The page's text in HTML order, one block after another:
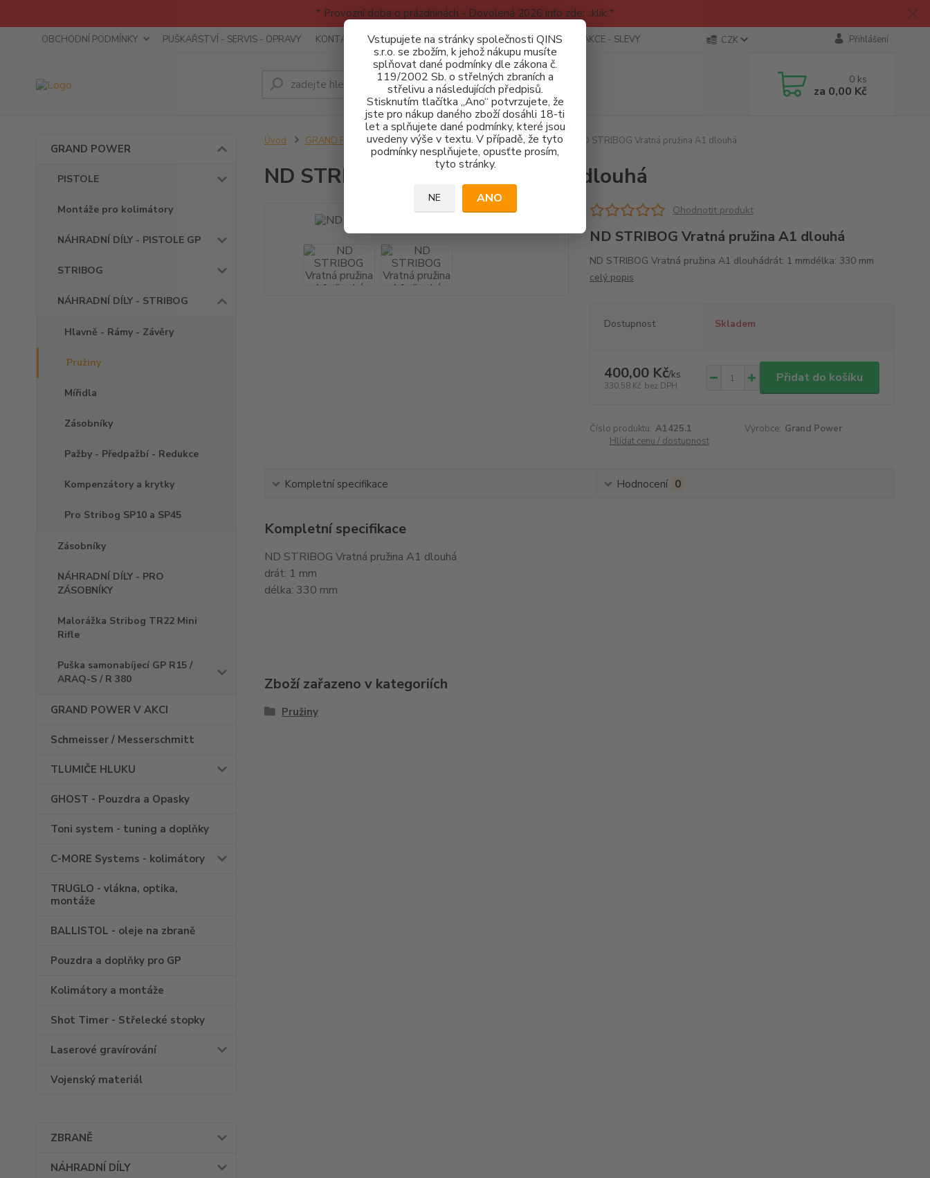
* Provozní doba o prázdninách - Dovolená 2026 info zde: .:klik:.*
Vstupujete na stránky společnosti QINS
s.r.o. se zbožím, k jehož nákupu musíte
splňovat dané podmínky dle zákona č.
119/2002 Sb. o střelných zbraních a
střelivu a následujících předpisů.
Stisknutím tlačítka „Ano“ potvrzujete, že
jste pro nákup daného zboží dosáhli 18-ti
let a splňujete dané podmínky, které jsou
uvedeny výše v textu. V případě, že tyto
podmínky nesplňujete, opusťte prosím,
tyto stránky.
NE ANO
OBCHODNÍ PODMÍNKY PUŠKAŘSTVÍ - SERVIS - OPRAVY KONTAKTY RECENZE - INFO SPORTOVNÍ AKCE AKCE - SLEVY CZK Přihlášení
Hledat 0 ks
za 0,00 Kč
GRAND POWER
PISTOLE
Montáže pro kolimátory
NÁHRADNÍ DÍLY - PISTOLE GP
STRIBOG
NÁHRADNÍ DÍLY - STRIBOG
Hlavně - Rámy - Závěry
Pružiny
Mířidla
Zásobníky
Pažby - Předpažbí - Redukce
Kompenzátory a krytky
Pro Stribog SP10 a SP45
Zásobníky
NÁHRADNÍ DÍLY - PRO
ZÁSOBNÍKY
Malorážka Stribog TR22 Mini
Rifle
Puška samonabíjecí GP R15 /
ARAQ-S / R 380
GRAND POWER V AKCI
Schmeisser / Messerschmitt
TLUMIČE HLUKU
GHOST - Pouzdra a Opasky
Toni system - tuning a doplňky
C-MORE Systems - kolimátory
TRUGLO - vlákna, optika,
montáže
BALLISTOL - oleje na zbraně
Pouzdra a doplňky pro GP
Kolimátory a montáže
Shot Timer - Střelecké stopky
Laserové gravírování
Vojenský materiál
ZBRANĚ
NÁHRADNÍ DÍLY
Úvod GRAND POWER NÁHRADNÍ DÍLY - STRIBOG Pružiny ND STRIBOG Vratná pružina A1 dlouhá
ND STRIBOG Vratná pružina A1 dlouhá
Ohodnotit produkt
ND STRIBOG Vratná pružina A1 dlouhá
ND STRIBOG Vratná pružina A1 dlouhádrát: 1 mmdélka: 330 mm
celý popis
Dostupnost Skladem
400,00 Kč/ks
330,58 Kč bez DPH
Přidat do košíku
Číslo produktu: A1425.1 Výrobce: Grand Power
Hlídat cenu / dostupnost
Kompletní specifikace Hodnocení 0
Kompletní specifikace
ND STRIBOG Vratná pružina A1 dlouhá
drát: 1 mm
délka: 330 mm
Zboží zařazeno v kategoriích
Pružiny